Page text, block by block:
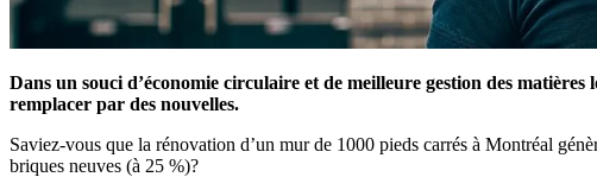
Dans un souci d’économie circulaire et de meilleure gestion des
remplacer par des nouvelles.
Saviez-vous que la rénovation d’un mur de 1000 pieds carrés à Montréal
briques neuves (à 25 %)?